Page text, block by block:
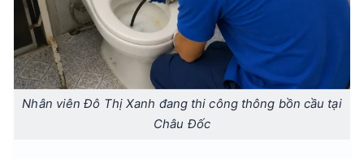
Nhân viên Đô Thị Xanh đang thi công thông bồn cầu tại
Châu Đốc